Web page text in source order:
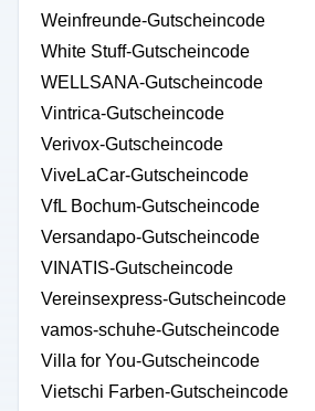
Weinfreunde-Gutscheincode
White Stuff-Gutscheincode
WELLSANA-Gutscheincode
Vintrica-Gutscheincode
Verivox-Gutscheincode
ViveLaCar-Gutscheincode
VfL Bochum-Gutscheincode
Versandapo-Gutscheincode
VINATIS-Gutscheincode
Vereinsexpress-Gutscheincode
vamos-schuhe-Gutscheincode
Villa for You-Gutscheincode
Vietschi Farben-Gutscheincode